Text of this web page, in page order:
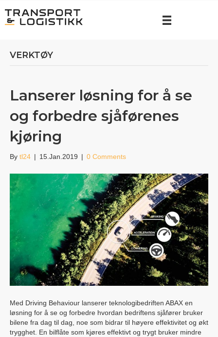
VERKTØY
Lanserer løsning for å se
og forbedre sjåførenes
kjøring
By tl24 | 15.Jan.2019 | 0 Comments
Med Driving Behaviour lanserer teknologibedriften ABAX en
løsning for å se og forbedre hvordan bedriftens sjåfører bruker
bilene fra dag til dag, noe som bidrar til høyere effektivitet og økt
trygghet. En bilflåte som kjøres effektivt og trygt bruker mindre